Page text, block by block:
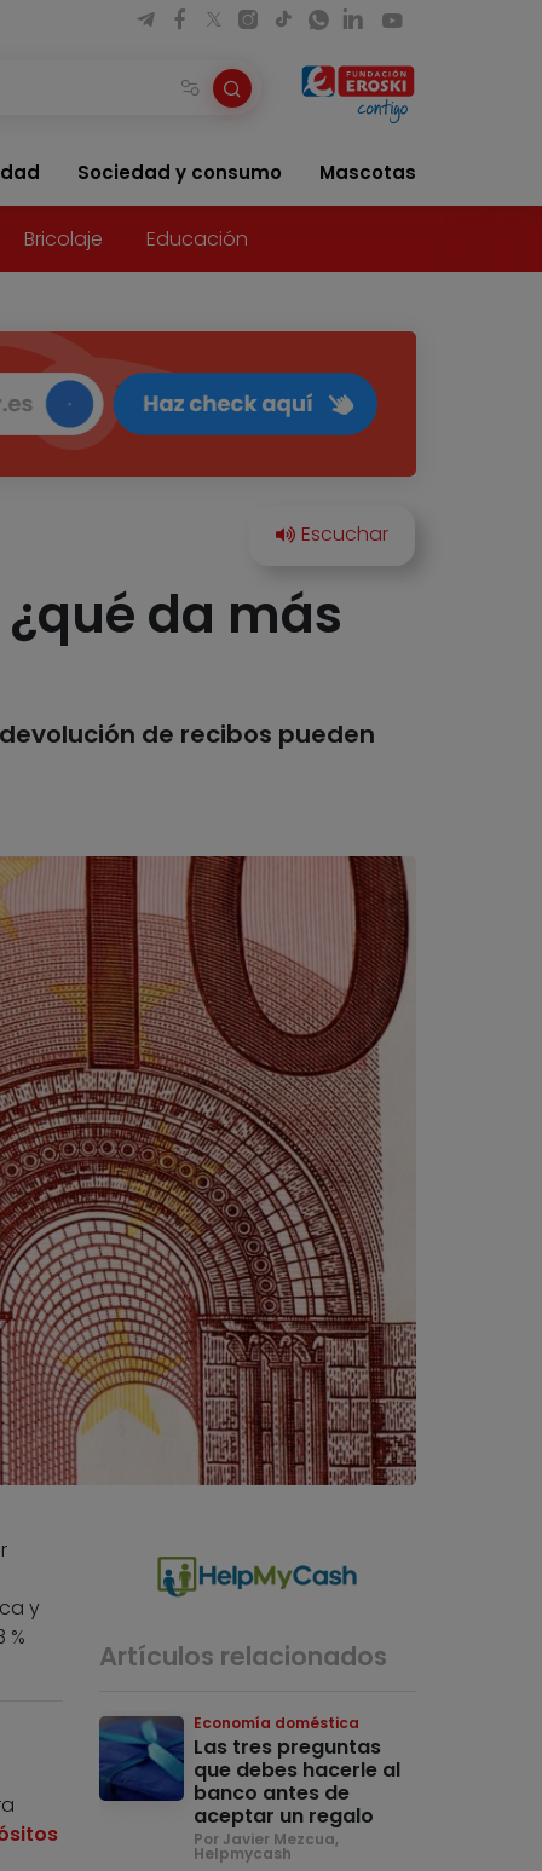
Sociedad y consumo Mascotas
Bricolaje Educación
da más
de recibos pueden
y
%
Artículos relacionados
Economía doméstica
Las tres preguntas
que debes hacerle al
banco antes de
aceptar un regalo
Por Javier Mezcua,
Helpmycash